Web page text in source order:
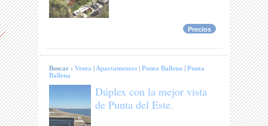
Precios
Buscar :Venta | Apartamentos |Punta Ballena |Punta
Ballena
Dúplex con la mejor vista
de Punta del Este.